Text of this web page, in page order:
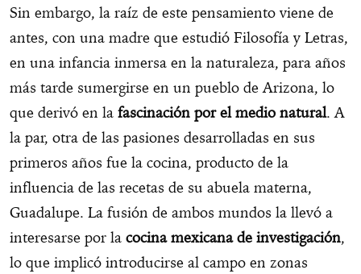
Sin embargo, la raíz de este pensamiento viene de
antes, con una madre que estudió Filosofía y Letras,
en una infancia inmersa en la naturaleza, para años
más tarde sumergirse en un pueblo de Arizona, lo
que derivó en la fascinación por el medio natural. A
la par, otra de las pasiones desarrolladas en sus
primeros años fue la cocina, producto de la
influencia de las recetas de su abuela materna,
Guadalupe. La fusión de ambos mundos la llevó a
interesarse por la cocina mexicana de investigación,
lo que implicó introducirse al campo en zonas